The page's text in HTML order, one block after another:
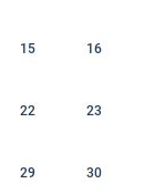
15 16
22 23
29 30